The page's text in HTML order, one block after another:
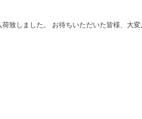
致しました。 お待ちいただいた皆様、大